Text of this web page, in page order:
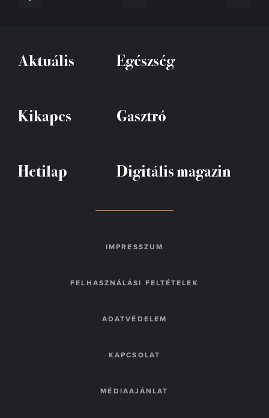
Aktuális Egészség
Kikapcs Gasztró
Hetilap Digitális magazin
IMPRESSZUM
FELHASZNÁLÁSI FELTÉTELEK
ADATVÉDELEM
KAPCSOLAT
MÉDIAAJÁNLAT